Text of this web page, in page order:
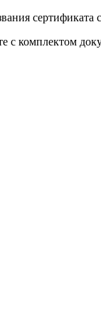
комплектом